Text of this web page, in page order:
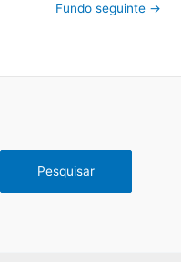
Fundo seguinte →
Pesquisar